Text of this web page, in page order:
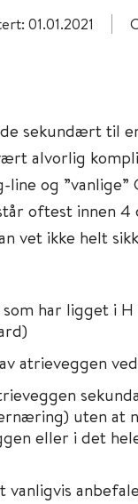
01.01.2021
sekundært til
alvorlig
line og
oftest innen
vet ikke helt
som har ligget i
atrieveggen
uten at
eller i det
vanligvis